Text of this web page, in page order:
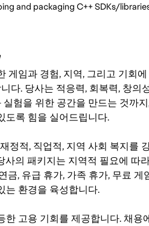
and packaging C++ SDKs/
게임과 경험, 지역, 그리고 기회
다. 당사는 적응력, 회복력, 창의
험을 위한 공간을 만드는 것까
도록 힘을 실어드립니다.
정적, 직업적, 지역 사회 복지를
사의 패키지는 지역적 필요에 따
금, 유급 휴가, 가족 휴가, 무료
는 환경을 육성합니다.
고용 기회를 제공합니다. 채용